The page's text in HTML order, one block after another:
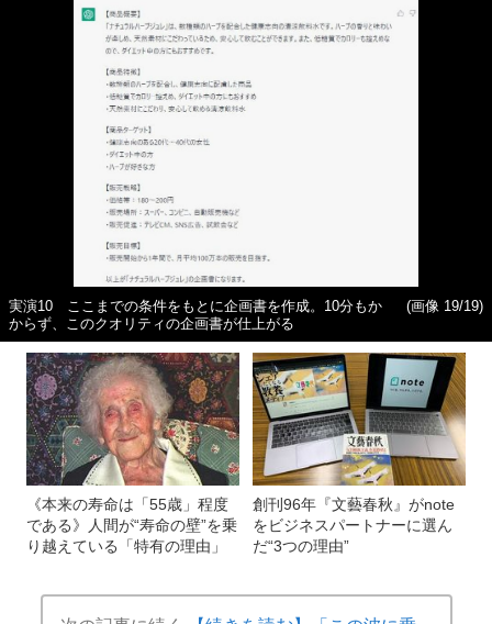
実演10 ここまでの条件をもとに企画書を作成。10分もか
からず、このクオリティの企画書が仕上がる
(画像 19/19)
《本来の寿命は「55歳」程度
である》人間が“寿命の壁”を乗
り越えている「特有の理由」
創刊96年『文藝春秋』がnote
をビジネスパートナーに選ん
だ“3つの理由”